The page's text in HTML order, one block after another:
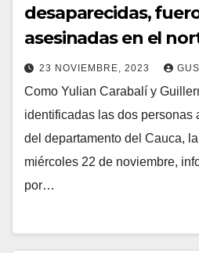
desaparecidas,
asesinadas en el
23 NOVIEMBRE, 2023
Como Yulian Carabalí y
identificadas las dos personas
del departamento del Cauca,
miércoles 22 de noviembre,
por…